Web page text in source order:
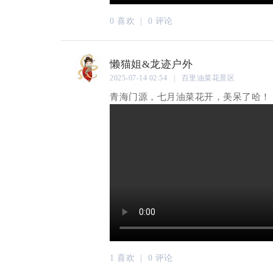
0 喜欢 | 0 评论
懒猫姐&龙迹户外
2025-07-14 02:54 | 百里油菜花景区
青海门源，七月油菜花开，美呆了哈
1 喜欢 | 0 评论